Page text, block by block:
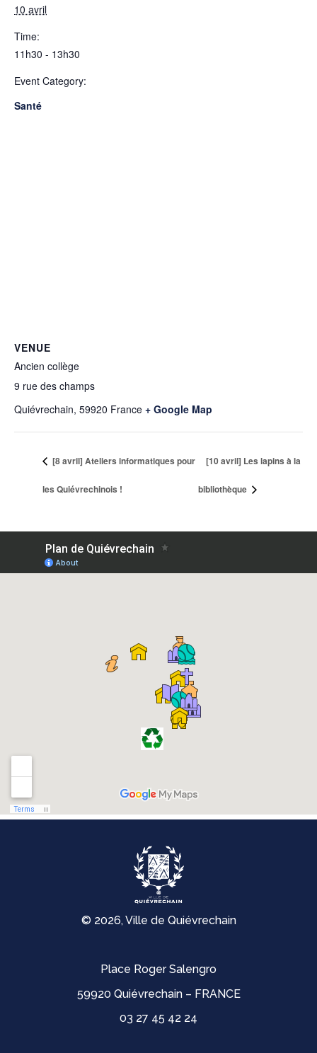
10 avril
Time:
11h30 - 13h30
Event Category:
Santé
VENUE
Ancien collège
9 rue des champs
Quiévrechain, 59920 France + Google Map
[8 avril] Ateliers informatiques pour
les Quiévrechinois !
[10 avril] Les lapins à la
bibliothèque
© 2026, Ville de Quiévrechain
Place Roger Salengro
59920 Quiévrechain – FRANCE
03 27 45 42 24